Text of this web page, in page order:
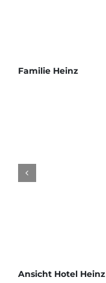
Familie Heinz
Ansicht Hotel Heinz